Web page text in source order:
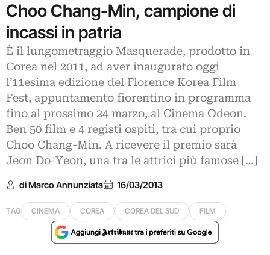
Choo Chang-Min, campione di
incassi in patria
È il lungometraggio Masquerade, prodotto in
Corea nel 2011, ad aver inaugurato oggi
l’11esima edizione del Florence Korea Film
Fest, appuntamento fiorentino in programma
fino al prossimo 24 marzo, al Cinema Odeon.
Ben 50 film e 4 registi ospiti, tra cui proprio
Choo Chang-Min. A ricevere il premio sarà
Jeon Do-Yeon, una tra le attrici più famose […]
di Marco Annunziata 16/03/2013
TAG CINEMA COREA COREA DEL SUD FILM